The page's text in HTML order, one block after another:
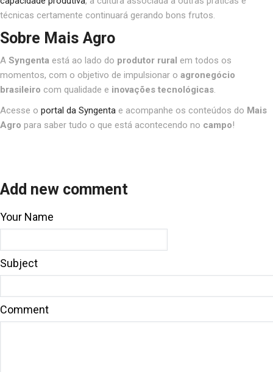
técnicas certamente continuará gerando bons frutos.
Sobre Mais Agro
A Syngenta está ao lado do produtor rural em todos os
momentos, com o objetivo de impulsionar o agronegócio
brasileiro com qualidade e inovações tecnológicas.
Acesse o portal da Syngenta e acompanhe os conteúdos do Mais
Agro para saber tudo o que está acontecendo no campo!
Add new comment
Your Name
Subject
Comment